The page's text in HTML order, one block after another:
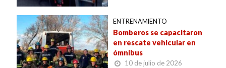
ENTRENAMIENTO
Bomberos se capacitaron
en rescate vehicular en
ómnibus
10 de julio de 2026